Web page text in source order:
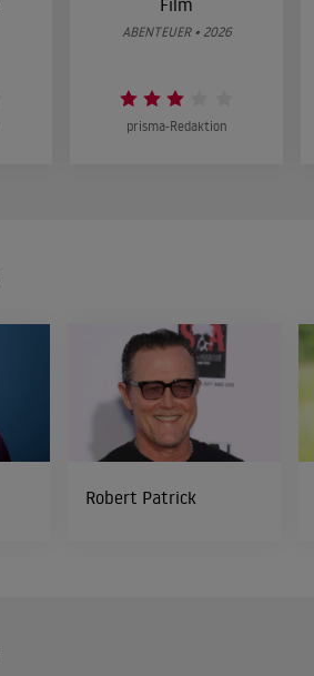
Film
ABENTEUER • 2026
prisma-Redaktion
Robert Patrick